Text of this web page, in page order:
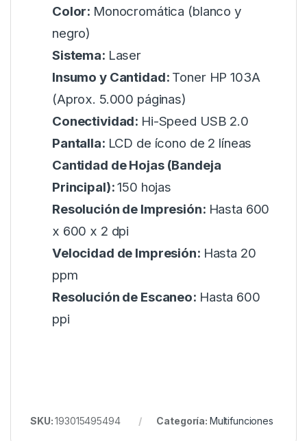
Color: Monocromática (blanco y
negro)
Sistema: Laser
Insumo y Cantidad: Toner HP 103A
(Aprox. 5.000 páginas)
Conectividad: Hi-Speed USB 2.0
Pantalla: LCD de ícono de 2 líneas
Cantidad de Hojas (Bandeja
Principal):150 hojas
Resolución de Impresión: Hasta 600
x 600 x 2 dpi
Velocidad de Impresión: Hasta 20
ppm
Resolución de Escaneo: Hasta 600
ppi
SKU:193015495494 Categoría: Multifunciones